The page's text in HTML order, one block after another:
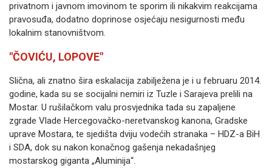
privatnom i javnom imovinom te sporim ili nikakvim reakcijama
pravosuđa, dodatno doprinose osjećaju nesigurnosti među
lokalnim stanovništvom.
"ČOVIĆU, LOPOVE"
Slična, ali znatno šira eskalacija zabilježena je i u februaru 2014.
godine, kada su se socijalni nemiri iz Tuzle i Sarajeva prelili na
Mostar. U rušilačkom valu prosvjednika tada su zapaljene
zgrade Vlade Hercegovačko-neretvanskog kanona, Gradske
uprave Mostara, te sjedišta dviju vodećih stranaka – HDZ-a BiH
i SDA, dok su nakon konačnog gašenja nekadašnjeg
mostarskog giganta „Aluminija“.